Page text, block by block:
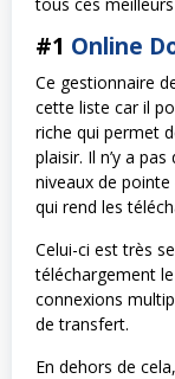
#1 Online
Ce gestionnaire
cette liste car il
riche qui permet
plaisir. Il n’y a
niveaux de
qui rend les
Celui-ci est très
téléchargement
connexions
de transfert.
En dehors de